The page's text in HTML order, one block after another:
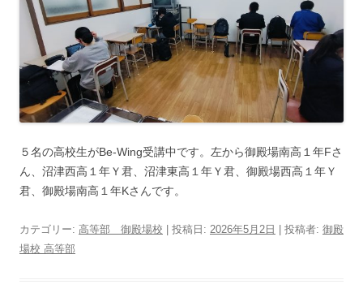
５名の高校生がBe-Wing受講中です。左から御殿場南高１年Fさ
ん、沼津西高１年Ｙ君、沼津東高１年Ｙ君、御殿場西高１年Ｙ
君、御殿場南高１年Kさんです。
カテゴリー: 高等部 御殿場校 | 投稿日: 2026年5月2日 投稿者: 御殿
場校 高等部